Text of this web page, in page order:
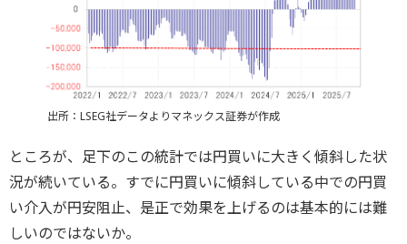
出所：LSEG社データよりマネックス証券が作成
ところが、足下のこの統計では円買いに大きく傾斜した状
況が続いている。すでに円買いに傾斜している中での円買
い介入が円安阻止、是正で効果を上げるのは基本的には難
しいのではないか。